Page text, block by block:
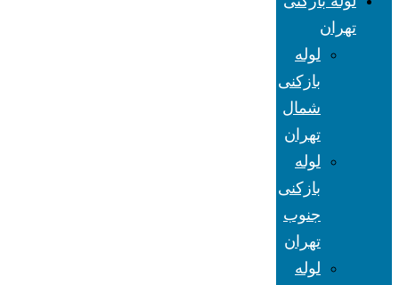
تهران
لوله
بازکنی
شمال
تهران
لوله
بازکنی
جنوب
تهران
لوله